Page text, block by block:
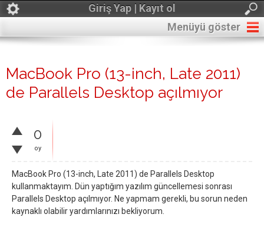
Giriş Yap | Kayıt ol
Menüyü göster
MacBook Pro (13-inch, Late 2011)
de Parallels Desktop açılmıyor
0
oy
MacBook Pro (13-inch, Late 2011) de Parallels Desktop
kullanmaktayım. Dün yaptığım yazılım güncellemesi sonrası
Parallels Desktop açılmıyor. Ne yapmam gerekli, bu sorun neden
kaynaklı olabilir yardımlarınızı bekliyorum.